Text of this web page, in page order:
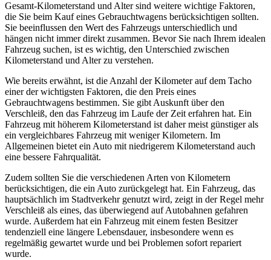
Gesamt-Kilometerstand und Alter sind weitere wichtige Faktoren,
die Sie beim Kauf eines Gebrauchtwagens berücksichtigen sollten.
Sie beeinflussen den Wert des Fahrzeugs unterschiedlich und
hängen nicht immer direkt zusammen. Bevor Sie nach Ihrem idealen
Fahrzeug suchen, ist es wichtig, den Unterschied zwischen
Kilometerstand und Alter zu verstehen.
Wie bereits erwähnt, ist die Anzahl der Kilometer auf dem Tacho
einer der wichtigsten Faktoren, die den Preis eines
Gebrauchtwagens bestimmen. Sie gibt Auskunft über den
Verschleiß, den das Fahrzeug im Laufe der Zeit erfahren hat. Ein
Fahrzeug mit höherem Kilometerstand ist daher meist günstiger als
ein vergleichbares Fahrzeug mit weniger Kilometern. Im
Allgemeinen bietet ein Auto mit niedrigerem Kilometerstand auch
eine bessere Fahrqualität.
Zudem sollten Sie die verschiedenen Arten von Kilometern
berücksichtigen, die ein Auto zurückgelegt hat. Ein Fahrzeug, das
hauptsächlich im Stadtverkehr genutzt wird, zeigt in der Regel mehr
Verschleiß als eines, das überwiegend auf Autobahnen gefahren
wurde. Außerdem hat ein Fahrzeug mit einem festen Besitzer
tendenziell eine längere Lebensdauer, insbesondere wenn es
regelmäßig gewartet wurde und bei Problemen sofort repariert
wurde.